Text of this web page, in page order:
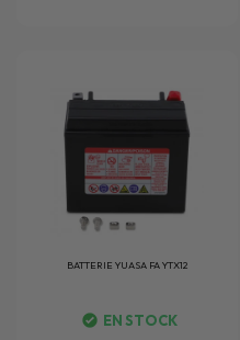
BATTERIE YUASA FA YTX12
EN STOCK